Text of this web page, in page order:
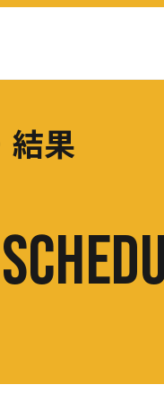
結果
SCHED